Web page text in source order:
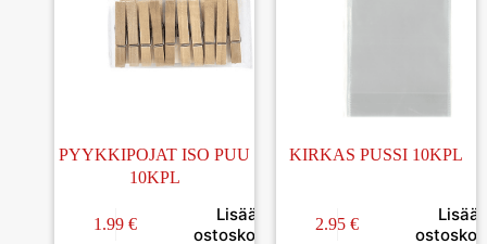
PYYKKIPOJAT ISO PUU
10KPL
1.99 €
Lisää
ostoskoriin
KIRKAS PUSSI 10KPL
2.95 €
Lisää